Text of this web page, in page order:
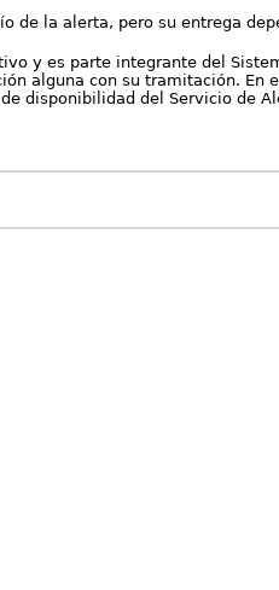
de la alerta, pero su entrega
y es parte integrante del
alguna con su tramitación.
disponibilidad del Servicio de